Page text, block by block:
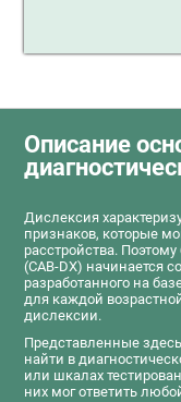
Описание
Дислексия
признаков, которые
расстройства.
(CAB-DX) начинается
разработанного на
для каждой
дислексии.
Представленные
найти в
или шкалах
них мог ответить